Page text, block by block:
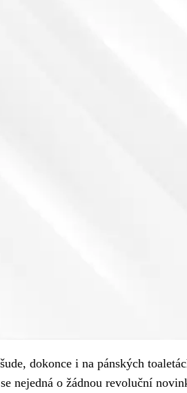
dokonce i na pánských
nejedná o žádnou revoluční